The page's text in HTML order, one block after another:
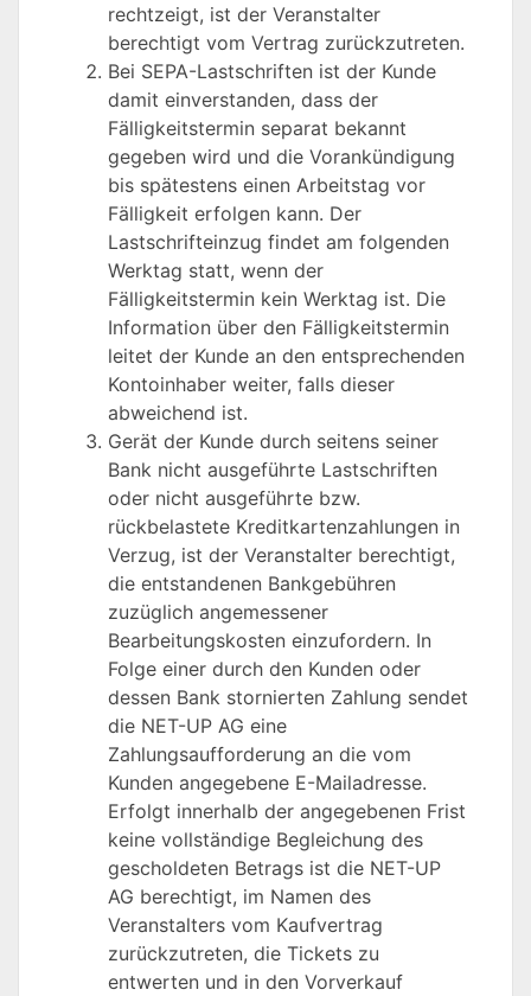
rechtzeigt, ist der Veranstalter
berechtigt vom Vertrag zurückzutreten.
Bei SEPA-Lastschriften ist der Kunde
damit einverstanden, dass der
Fälligkeitstermin separat bekannt
gegeben wird und die Vorankündigung
bis spätestens einen Arbeitstag vor
Fälligkeit erfolgen kann. Der
Lastschrifteinzug findet am folgenden
Werktag statt, wenn der
Fälligkeitstermin kein Werktag ist. Die
Information über den Fälligkeitstermin
leitet der Kunde an den entsprechenden
Kontoinhaber weiter, falls dieser
abweichend ist.
Gerät der Kunde durch seitens seiner
Bank nicht ausgeführte Lastschriften
oder nicht ausgeführte bzw.
rückbelastete Kreditkartenzahlungen in
Verzug, ist der Veranstalter berechtigt,
die entstandenen Bankgebühren
zuzüglich angemessener
Bearbeitungskosten einzufordern. In
Folge einer durch den Kunden oder
dessen Bank stornierten Zahlung sendet
die NET-UP AG eine
Zahlungsaufforderung an die vom
Kunden angegebene E-Mailadresse.
Erfolgt innerhalb der angegebenen Frist
keine vollständige Begleichung des
gescholdeten Betrags ist die NET-UP
AG berechtigt, im Namen des
Veranstalters vom Kaufvertrag
zurückzutreten, die Tickets zu
entwerten und in den Vorverkauf